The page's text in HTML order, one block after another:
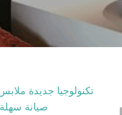
تكنولوجيا جديدة
صيانة